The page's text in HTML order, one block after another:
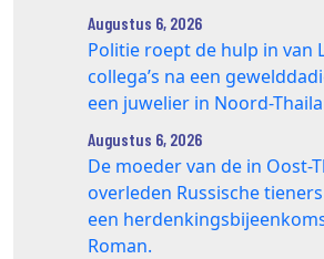
Augustus 6, 2026
Politie roept de hulp in van
collega’s na een
een juwelier in Noord-
Augustus 6, 2026
De moeder van de in Oost-
overleden Russische
een
Roman.